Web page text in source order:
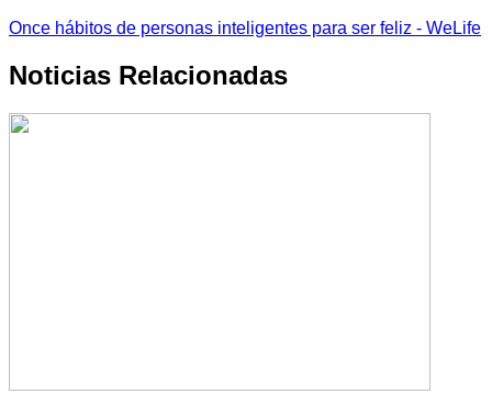
Once hábitos de personas inteligentes para ser feliz - WeLife
Noticias Relacionadas